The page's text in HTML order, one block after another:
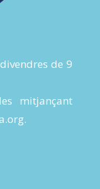
de 9
mitjançant
.